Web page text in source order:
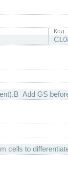
Код
Add GS
cells to